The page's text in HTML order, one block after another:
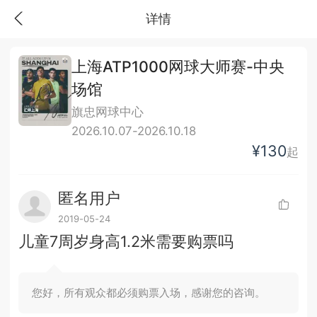
详情
上海ATP1000网球大师赛-中央
场馆
旗忠网球中心
2026.10.07-2026.10.18
¥130起
匿名用户
2019-05-24
儿童7周岁身高1.2米需要购票吗
您好，所有观众都必须购票入场，感谢您的咨询。